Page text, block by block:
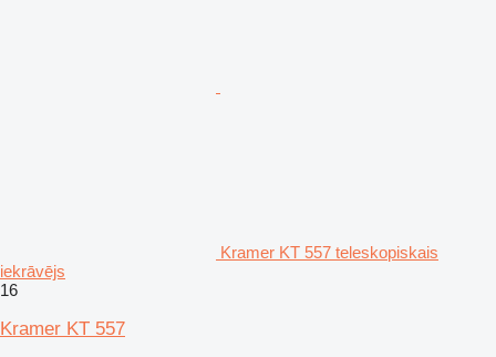
Kramer KT 557 teleskopiskais
iekrāvējs
16
Kramer KT 557